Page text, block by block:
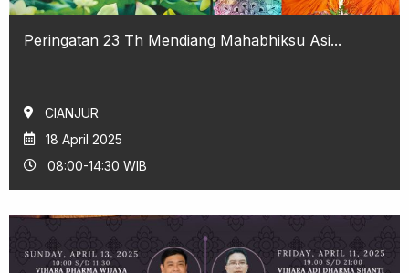
Peringatan 23 Th Mendiang Mahabhiksu Asi...
CIANJUR
18 April 2025
08:00-14:30 WIB